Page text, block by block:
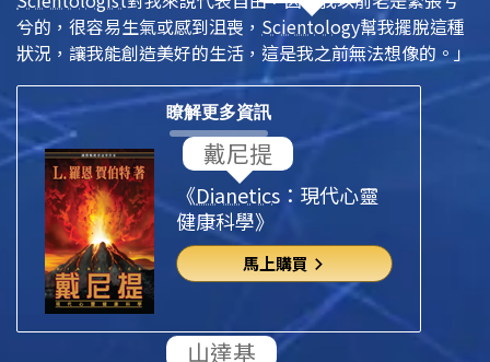
兮的，很容易生氣或感到沮喪， Scientology幫我擺脫這種
狀況，讓我能創造美好的生活，這是我之前無法想像的。」
瞭解更多資訊
《Dianetics ：現代心靈
健康科學》
馬上購買